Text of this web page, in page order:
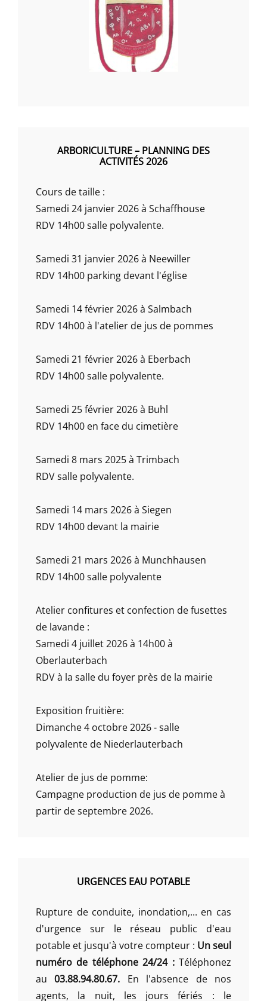
ARBORICULTURE – PLANNING DES
ACTIVITÉS 2026
Cours de taille :
Samedi 24 janvier 2026 à Schaffhouse
RDV 14h00 salle polyvalente.
Samedi 31 janvier 2026 à Neewiller
RDV 14h00 parking devant l'église
Samedi 14 février 2026 à Salmbach
RDV 14h00 à l'atelier de jus de pommes
Samedi 21 février 2026 à Eberbach
RDV 14h00 salle polyvalente.
Samedi 25 février 2026 à Buhl
RDV 14h00 en face du cimetière
Samedi 8 mars 2025 à Trimbach
RDV salle polyvalente.
Samedi 14 mars 2026 à Siegen
RDV 14h00 devant la mairie
Samedi 21 mars 2026 à Munchhausen
RDV 14h00 salle polyvalente
Atelier confitures et confection de fusettes
de lavande :
Samedi 4 juillet 2026 à 14h00 à
Oberlauterbach
RDV à la salle du foyer près de la mairie
Exposition fruitière:
Dimanche 4 octobre 2026 - salle
polyvalente de Niederlauterbach
Atelier de jus de pomme:
Campagne production de jus de pomme à
partir de septembre 2026.
URGENCES EAU POTABLE
Rupture de conduite, inondation,... en cas
d'urgence sur le réseau public d'eau
potable et jusqu'à votre compteur : Un seul
numéro de téléphone 24/24 :Téléphonez
au03.88.94.80.67. En l'absence de nos
agents, la nuit, les jours fériés : le